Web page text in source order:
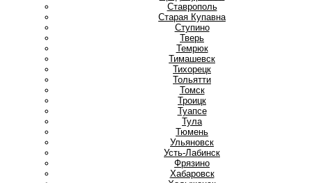
Ставрополь
Старая Купавна
Ступино
Тверь
Темрюк
Тимашевск
Тихорецк
Тольятти
Томск
Троицк
Туапсе
Тула
Тюмень
Ульяновск
Усть-Лабинск
Фрязино
Хабаровск